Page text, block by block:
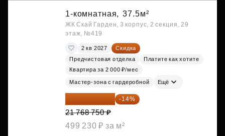
1-комнатная, 37.5м²
ЖК Скай Гарден, 3 корпус, 2 секция, 29
этаж, №419
2 кв 2027
Скидка
Предчистовая отделка
Платите как хотите
Квартира за 2 000 ₽/мес
Мастер-зона с гардеробной Ещё
18 721 125 ₽ -14%
21 768 750 ₽
499 230 ₽ за м²